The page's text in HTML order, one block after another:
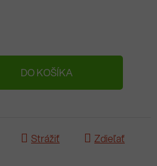
DO KOŠÍKA
Strážiť Zdieľať